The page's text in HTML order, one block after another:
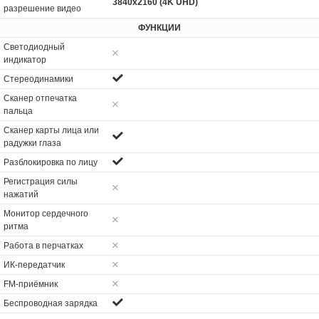
разрешение видео
ФУНКЦИИ
Светодиодный
индикатор
Стереодинамики
Сканер отпечатка
пальца
Сканер карты лица или
радужки глаза
Разблокировка по лицу
Регистрация силы
нажатий
Монитор сердечного
ритма
Работа в перчатках
ИК-передатчик
FM-приёмник
Беспроводная зарядка